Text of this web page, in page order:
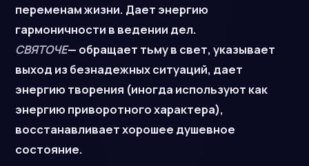
переменам жизни. Дает энергию
гармоничности в ведении дел.
СВЯТОЧЕ— обращает тьму в свет, указывает
выход из безнадежных ситуаций, дает
энергию творения (иногда используют как
энергию приворотного характера),
восстанавливает хорошее душевное
состояние.